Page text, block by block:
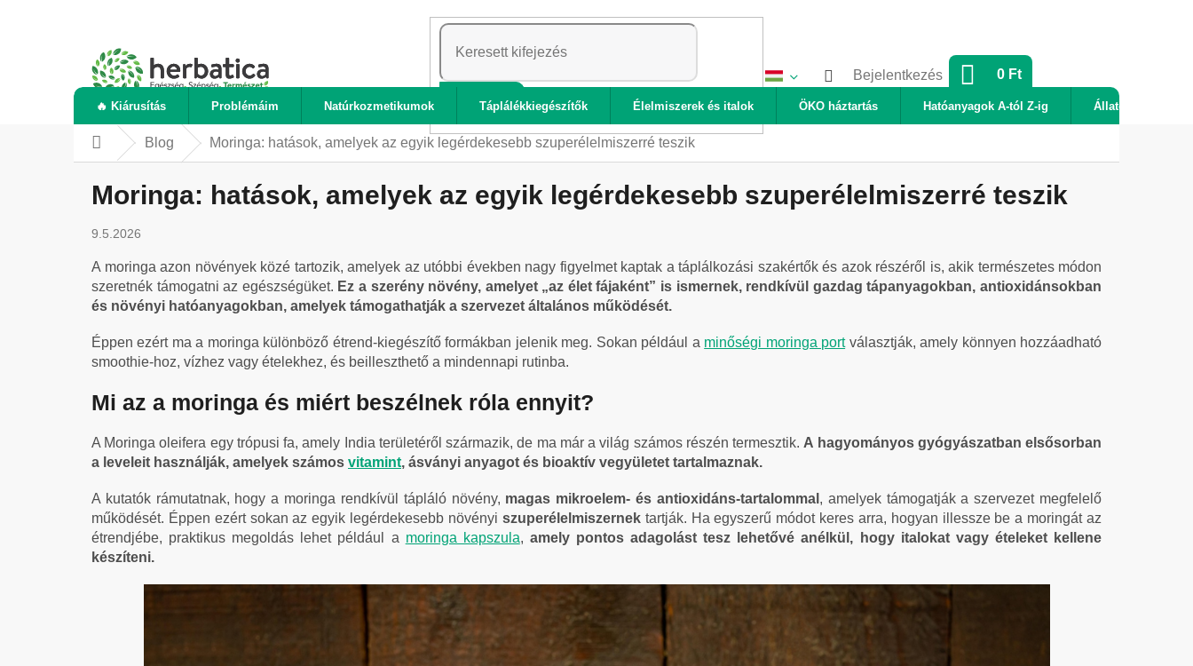
KERESÉS
Bejelentkezés KOSÁR
0 Ft
🔥 Kiárusítás Problémáim Natúrkozmetikumok Táplálékkiegészítők Élelmiszerek és italok ÖKO háztartás Hatóanyagok A-tól Z-ig Állatok
Kezdőlap
Blog Moringa: hatások, amelyek az egyik legérdekesebb szuperélelmiszerré teszik
Moringa: hatások, amelyek az egyik legérdekesebb szuperélelmiszerré teszik
9.5.2026
A moringa azon növények közé tartozik, amelyek az utóbbi években nagy figyelmet kaptak a táplálkozási szakértők és azok részéről is, akik természetes módon
szeretnék támogatni az egészségüket. Ez a szerény növény, amelyet „az élet fájaként” is ismernek, rendkívül gazdag tápanyagokban, antioxidánsokban
és növényi hatóanyagokban, amelyek támogathatják a szervezet általános működését.
Éppen ezért ma a moringa különböző étrend-kiegészítő formákban jelenik meg. Sokan például a minőségi moringa portválasztják, amely könnyen hozzáadható
smoothie-hoz, vízhez vagy ételekhez, és beilleszthető a mindennapi rutinba.
Mi az a moringa és miért beszélnek róla ennyit?
A Moringa oleifera egy trópusi fa, amely India területéről származik, de ma már a világ számos részén termesztik. A hagyományos gyógyászatban elsősorban
a leveleit használják, amelyek számos vitamint, ásványi anyagot és bioaktív vegyületet tartalmaznak.
A kutatók rámutatnak, hogy a moringa rendkívül tápláló növény, magas mikroelem- és antioxidáns-tartalommal , amelyek támogatják a szervezet megfelelő
működését. Éppen ezért sokan az egyik legérdekesebb növényi szuperélelmiszernektartják. Ha egyszerű módot keres arra, hogyan illessze be a moringát az
étrendjébe, praktikus megoldás lehet például a moringa kapszula, amely pontos adagolást tesz lehetővé anélkül, hogy italokat vagy ételeket kellene
készíteni.